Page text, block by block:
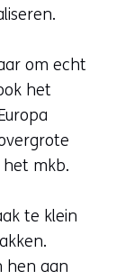
om echt
het
mkb.
te klein
hen aan